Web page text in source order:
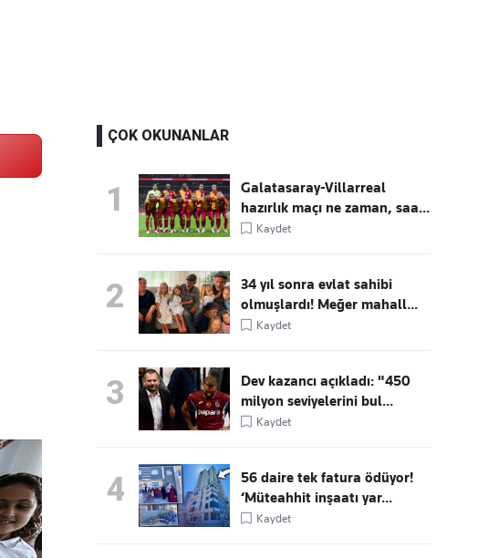
ÇOK OKUNANLAR
1
Galatasaray-Villarreal
hazırlık maçı ne zaman, saa...
Kaydet
2
34 yıl sonra evlat sahibi
olmuşlardı! Meğer mahall...
Kaydet
3
Dev kazancı açıkladı: "450
milyon seviyelerini bul...
Kaydet
4
56 daire tek fatura ödüyor!
‘Müteahhit inşaatı yar...
Kaydet